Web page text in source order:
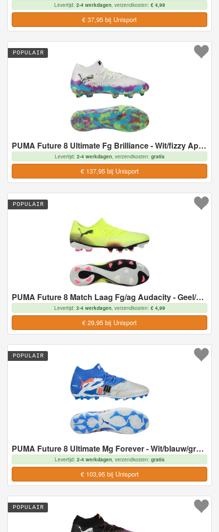
Levertijd: 2-4 werkdagen, verzendkosten: € 4,99
€ 37,95 bij Unisport
PUMA Future 8 Ultimate Fg Brilliance - Wit/fizzy Apple/blauw/puur Magenta Limited Edition - Natuurgras (Fg), maat 42½
Levertijd: 2-4 werkdagen, verzendkosten: gratis
€ 137,95 bij Unisport
POPULAIR
PUMA Future 8 Match Laag Fg/ag Audacity - Geel/zwart/door De Zon Getroffen, maat 44½
Levertijd: 2-4 werkdagen, verzendkosten: € 4,99
€ 29,95 bij Unisport
POPULAIR
PUMA Future 8 Ultimate Mg Forever - Wit/blauw/grijs/zwart/gloeiend Rood Limited Edition - Multi Ground (Mg), maat 43
Levertijd: 2-4 werkdagen, verzendkosten: gratis
€ 103,95 bij Unisport
POPULAIR
POPULAIR